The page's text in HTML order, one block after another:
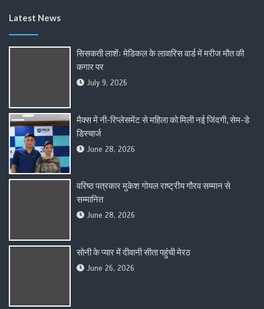
Latest News
सिसकती लाशेंः मेडिकल के लावारिस वार्ड में मरीज मौत की
कगार पर
July 9, 2026
मैक्स में नी-रिप्लेसमेंट से महिला को मिली नई जिंदगी, सेम-डे
डिस्चार्ज
June 28, 2026
वरिष्ठ पत्रकार मुकेश गोयल राष्ट्रीय गौरव सम्मान से
सम्मानित
June 28, 2026
सोनी के प्यार में दीवानी सीता पहुंची मेरठ
June 26, 2026